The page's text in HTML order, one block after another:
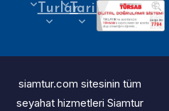
TurlarTarihler
siamtur.com sitesinin tüm
seyahat hizmetleri Siamtur